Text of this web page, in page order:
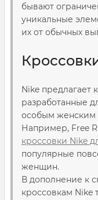
бывают
уникальные
их от обычных
Nike предлагает
разработанные
особым женским
Например, Free
кроссовки Nike
популярные
женщин.
В дополнение к
кроссовкам Nike